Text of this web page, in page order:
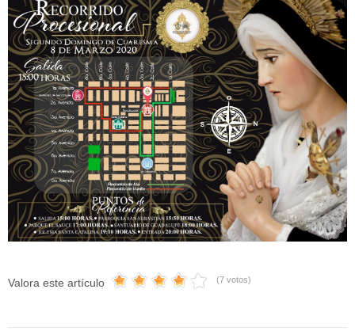
Valora este artículo (7 votos)